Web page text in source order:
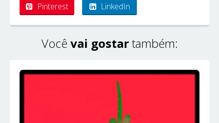
Pinterest LinkedIn
Você vai gostartambém: